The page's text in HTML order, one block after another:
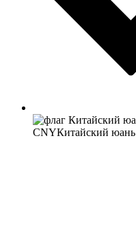
CNYКитайский юань